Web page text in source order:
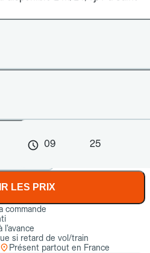
09 25
LES PRIX
commande
l’avance
si retard de vol/train
Présent partout en France